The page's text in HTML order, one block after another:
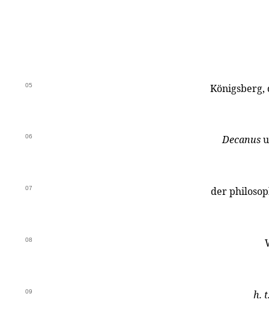
05 Königsberg,
06 Decanus
07 der
08
09 h.